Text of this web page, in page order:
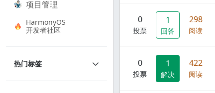
项目管理
HarmonyOS
开发者社区
热门标签
0
投票
1
回答
298
阅读
0
投票
1
解决
422
阅读